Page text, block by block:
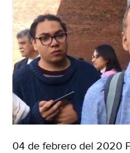
04 de febrero del 2020